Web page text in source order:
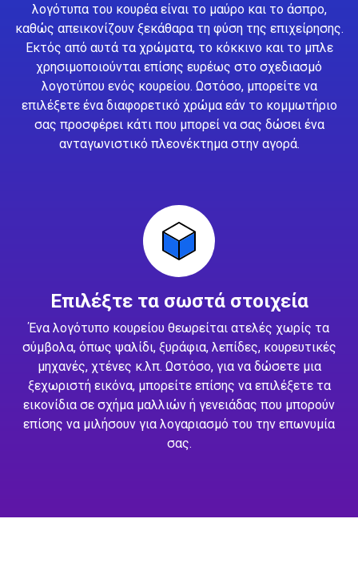
λογότυπα του κουρέα είναι το μαύρο και το άσπρο,
καθώς απεικονίζουν ξεκάθαρα τη φύση της επιχείρησης.
Εκτός από αυτά τα χρώματα, το κόκκινο και το μπλε
χρησιμοποιούνται επίσης ευρέως στο σχεδιασμό
λογοτύπου ενός κουρείου. Ωστόσο, μπορείτε να
επιλέξετε ένα διαφορετικό χρώμα εάν το κομμωτήριο
σας προσφέρει κάτι που μπορεί να σας δώσει ένα
ανταγωνιστικό πλεονέκτημα στην αγορά.
Επιλέξτε τα σωστά στοιχεία
Ένα λογότυπο κουρείου θεωρείται ατελές χωρίς τα
σύμβολα, όπως ψαλίδι, ξυράφια, λεπίδες, κουρευτικές
μηχανές, χτένες κ.λπ. Ωστόσο, για να δώσετε μια
ξεχωριστή εικόνα, μπορείτε επίσης να επιλέξετε τα
εικονίδια σε σχήμα μαλλιών ή γενειάδας που μπορούν
επίσης να μιλήσουν για λογαριασμό του την επωνυμία
σας.